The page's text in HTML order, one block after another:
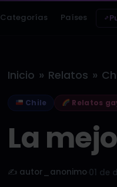
Categorías Países
Inicio » Relatos »
Chile Relatos
La
✍️ autor_anonimo 01 de